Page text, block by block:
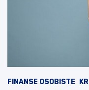
FINANSE OSOBISTE